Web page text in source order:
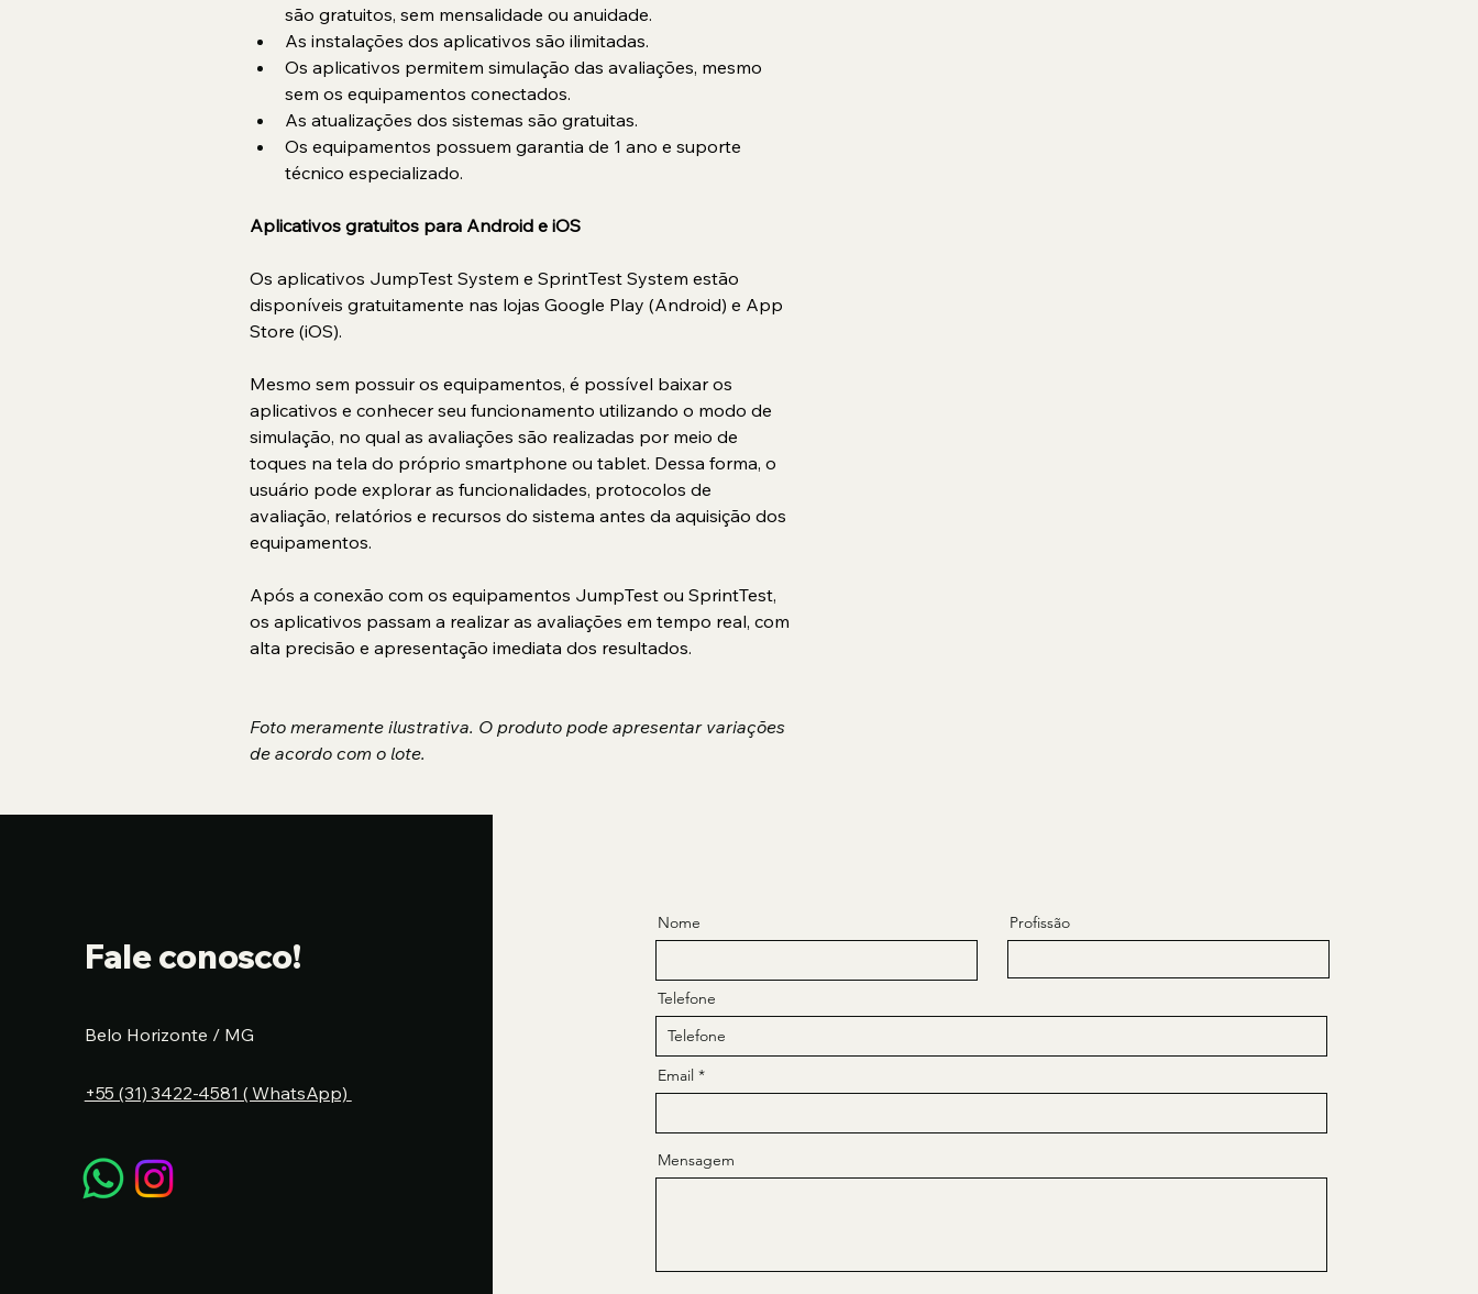
são gratuitos, sem mensalidade ou anuidade.
As instalações dos aplicativos são ilimitadas.
Os aplicativos permitem simulação das avaliações, mesmo
sem os equipamentos conectados.
As atualizações dos sistemas são gratuitas.
Os equipamentos possuem garantia de 1 ano e suporte
técnico especializado.
Aplicativos gratuitos para Android e iOS
Os aplicativos JumpTest System e SprintTest System estão
disponíveis gratuitamente nas lojas Google Play (Android) e App
Store (iOS).
Mesmo sem possuir os equipamentos, é possível baixar os
aplicativos e conhecer seu funcionamento utilizando o modo de
simulação, no qual as avaliações são realizadas por meio de
toques na tela do próprio smartphone ou tablet. Dessa forma, o
usuário pode explorar as funcionalidades, protocolos de
avaliação, relatórios e recursos do sistema antes da aquisição dos
equipamentos.
Após a conexão com os equipamentos JumpTest ou SprintTest,
os aplicativos passam a realizar as avaliações em tempo real, com
alta precisão e apresentação imediata dos resultados.
Foto meramente ilustrativa. O produto pode apresentar variações
de acordo com o lote.
Fale conosco!
Belo Horizonte / MG
+55 (31) 3422-4581 ( WhatsApp)
Nome Profissão
Telefone
Email
Mensagem